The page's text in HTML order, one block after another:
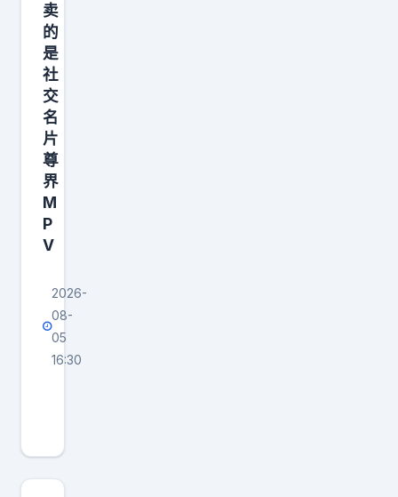
的
生
卖
的
是
社
交
名
片
尊
界
M
P
V
2026-
08-
05
16:30
能
源